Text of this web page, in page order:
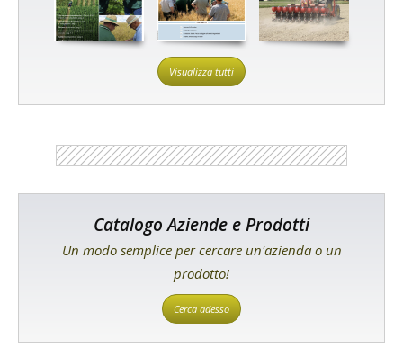
Visualizza tutti
Catalogo Aziende e Prodotti
Un modo semplice per cercare un'azienda o un
prodotto!
Cerca adesso